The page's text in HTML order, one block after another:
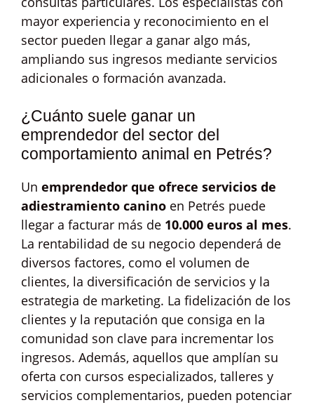
mayor experiencia y reconocimiento en el
sector pueden llegar a ganar algo más,
ampliando sus ingresos mediante servicios
adicionales o formación avanzada.
¿Cuánto suele ganar un
emprendedor del sector del
comportamiento animal en Petrés?
Un emprendedor que ofrece servicios de
adiestramiento canino en Petrés puede
llegar a facturar más de 10.000 euros al mes.
La rentabilidad de su negocio dependerá de
diversos factores, como el volumen de
clientes, la diversificación de servicios y la
estrategia de marketing. La fidelización de los
clientes y la reputación que consiga en la
comunidad son clave para incrementar los
ingresos. Además, aquellos que amplían su
oferta con cursos especializados, talleres y
servicios complementarios, pueden potenciar